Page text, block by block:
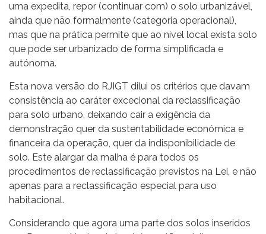
uma expedita, repor (continuar com) o solo urbanizável,
ainda que não formalmente (categoria operacional),
mas que na prática permite que ao nível local exista solo
que pode ser urbanizado de forma simplificada e
autónoma.
Esta nova versão do RJIGT dilui os critérios que davam
consistência ao caráter excecional da reclassificação
para solo urbano, deixando cair a exigência da
demonstração quer da sustentabilidade económica e
financeira da operação, quer da indisponibilidade de
solo. Este alargar da malha é para todos os
procedimentos de reclassificação previstos na Lei, e não
apenas para a reclassificação especial para uso
habitacional.
Considerando que agora uma parte dos solos inseridos